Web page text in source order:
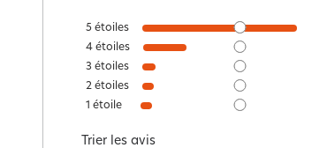
5 étoiles
4 étoiles
3 étoiles
2 étoiles
1 étoile
Trier les avis